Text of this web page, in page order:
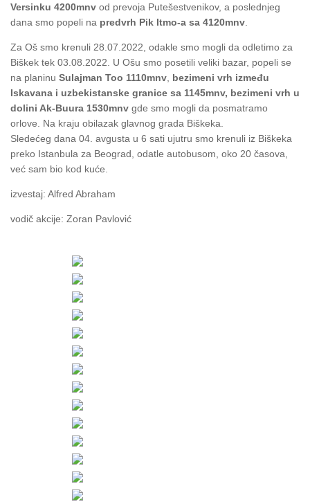
Versinku 4200mnv od prevoja Putešestvenikov, a poslednjeg
dana smo popeli na predvrh Pik Itmo-a sa 4120mnv
Za Oš smo krenuli 28.07.2022, odakle smo mogli da odletimo za
Biškek tek 03.08.2022. U Ošu smo posetili veliki bazar, popeli se
na planinu Sulajman Too 1110mnv bezimeni vrh između
Iskavana i uzbekistanske granice sa 1145mnv, bezimeni vrh u
dolini Ak-Buura 1530mnv gde smo mogli da posmatramo
orlove. Na kraju obilazak glavnog grada Biškeka.
Sledećeg dana 04. avgusta u 6 sati ujutru smo krenuli iz Biškeka
preko Istanbula za Beograd, odatle autobusom, oko 20 časova,
već sam bio kod kuće.
izvestaj: Alfred Abraham
vodič akcije: Zoran Pavlović